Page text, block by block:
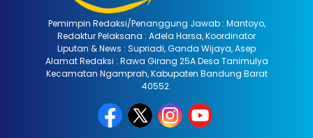
Pemimpin Redaksi/Penanggung Jawab : Mantoyo,
Redaktur Pelaksana : Adela Harsa, Koordinator
Liputan & News : Supriadi, Ganda Wijaya, Asep
Alamat Redaksi : Rawa Girang 25A Desa Tanimulya
Kecamatan Ngamprah, Kabupaten Bandung Barat
40552.